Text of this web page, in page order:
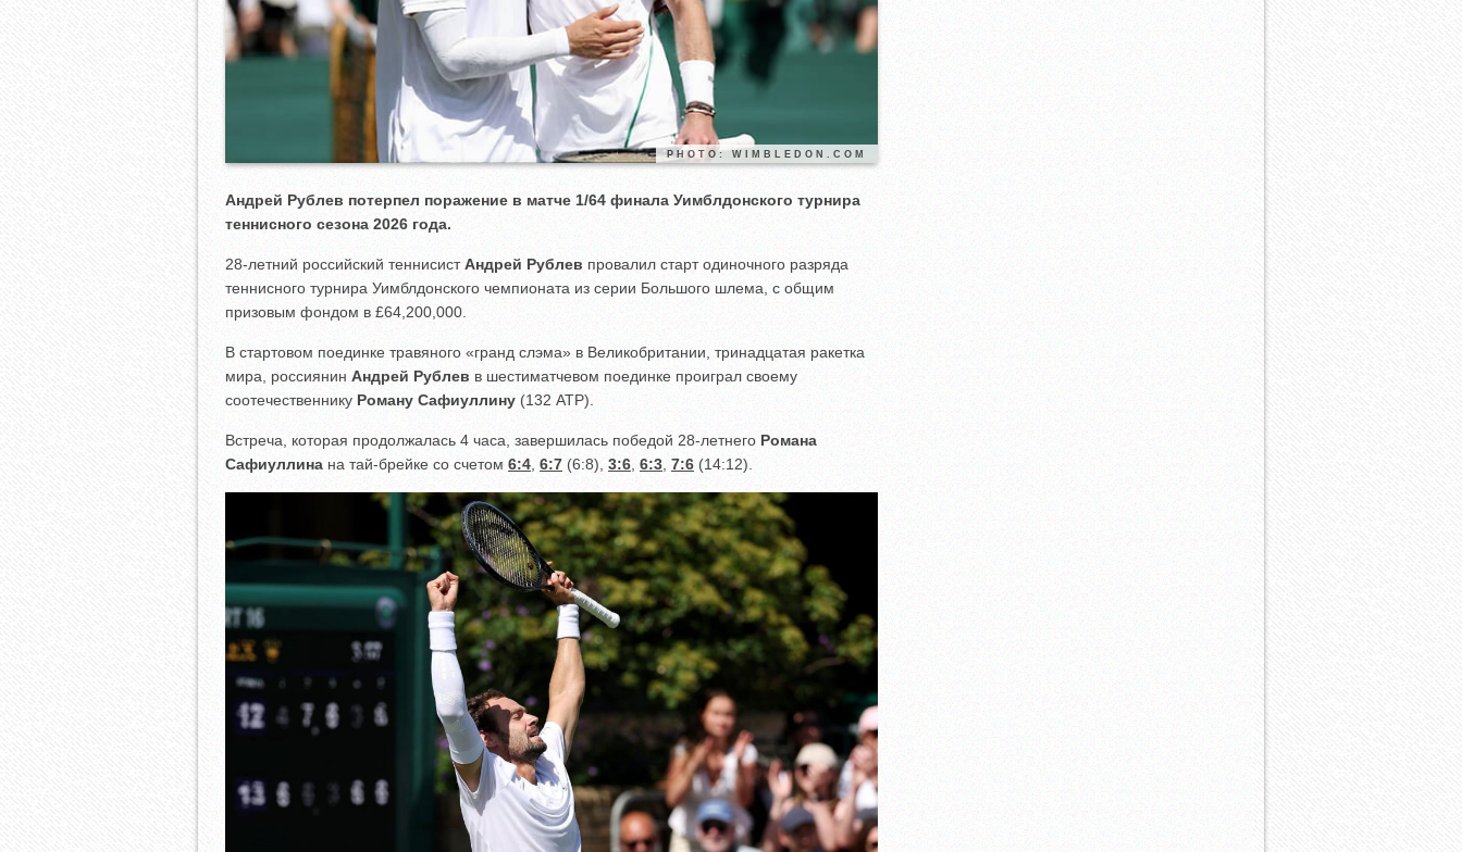
PHOTO: WIMBLEDON.COM
Андрей Рублев потерпел поражение в матче 1/64 финала Уимблдонского турнира
теннисного сезона 2026 года.
28-летний российский теннисистАндрей Рублев провалил старт одиночного разряда
теннисного турнира Уимблдонского чемпионата из серии Большого шлема, с общим
призовым фондом в £64,200,000.
В стартовом поединке травяного «гранд слэма» в Великобритании, тринадцатая ракетка
мира, россиянин Андрей Рублев в шестиматчевом поединке проиграл своему
соотечественнику Роману Сафиуллину (132 ATP).
Встреча, которая продолжалась 4 часа, завершилась победой 28-летнего Романа
Сафиуллина на тай-брейке со счетом 6:4 6:7 (6:8), 3:6 6:3 7:6 (14:12).